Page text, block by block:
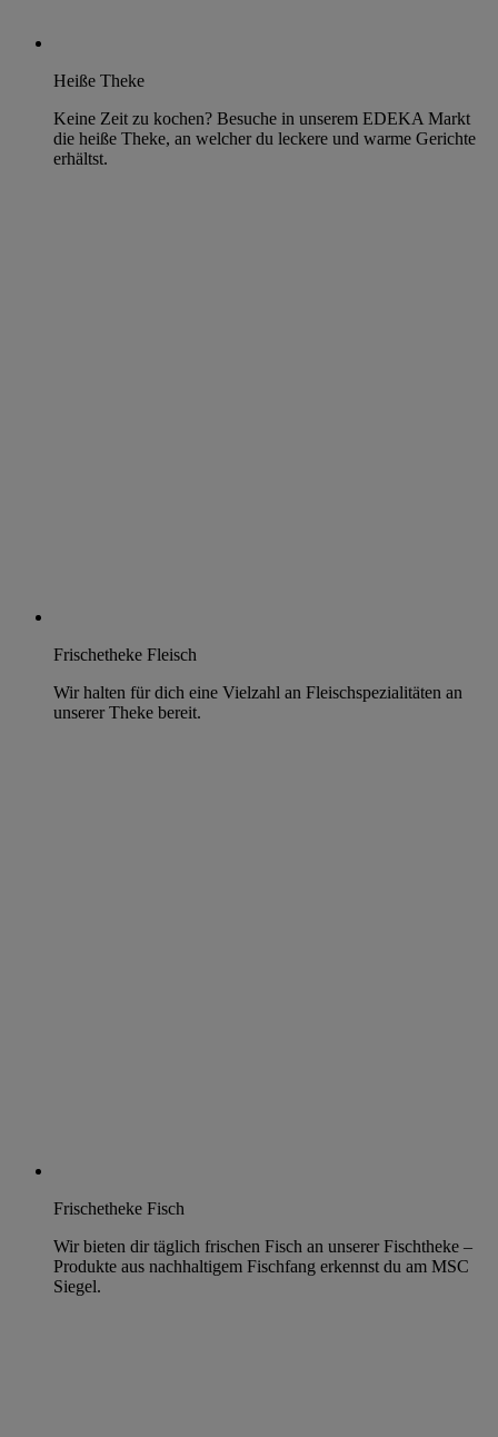
Heiße Theke
Keine Zeit zu kochen? Besuche in unserem EDEKA Markt
die heiße Theke, an welcher du leckere und warme Gerichte
erhältst.
Frischetheke Fleisch
Wir halten für dich eine Vielzahl an Fleischspezialitäten an
unserer Theke bereit.
Frischetheke Fisch
Wir bieten dir täglich frischen Fisch an unserer Fischtheke –
Produkte aus nachhaltigem Fischfang erkennst du am MSC
Siegel.